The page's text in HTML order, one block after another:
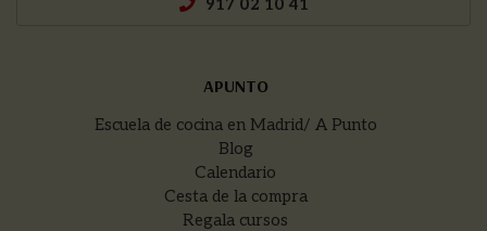
917 02 10 41
APUNTO
Escuela de cocina en Madrid/ A Punto
Blog
Calendario
Cesta de la compra
Regala cursos